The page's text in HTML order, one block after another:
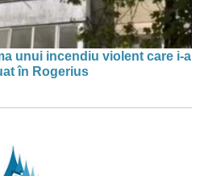
unui incendiu violent care i-a
în Rogerius